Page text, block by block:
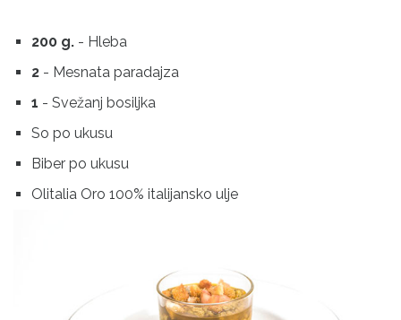
200 g. - Hleba
2 - Mesnata paradajza
1 - Svežanj bosiljka
So po ukusu
Biber po ukusu
Olitalia Oro 100% italijansko ulje